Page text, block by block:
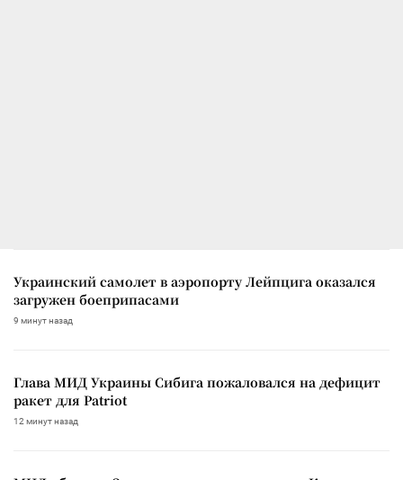
Украинский самолет в аэропорту Лейпцига оказался
загружен боеприпасами
9 минут назад
Глава МИД Украины Сибига пожаловался на дефицит
ракет для Patriot
12 минут назад